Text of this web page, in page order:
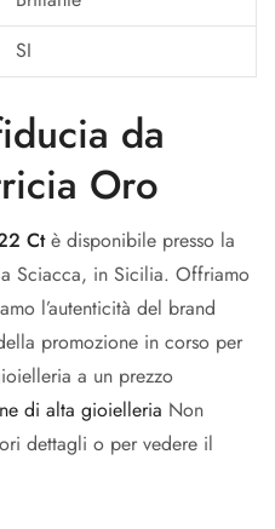
SI
da
Oro
Ctè disponibile presso la
Sciacca, in Sicilia. Offriamo
l’autenticità del brand
promozione in corso per
a un prezzo
di alta gioielleria Non
dettagli o per vedere il